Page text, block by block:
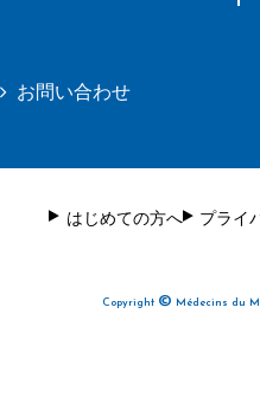
お問い合わせ
はじめての方へ プライ
Copyright © Médecins du